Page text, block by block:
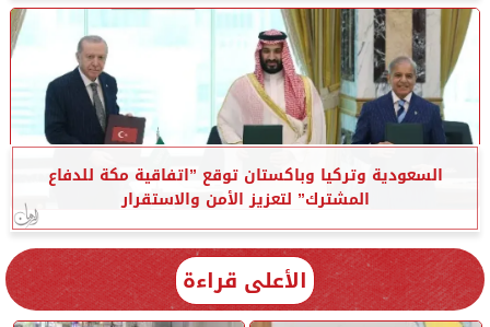
السعودية وتركيا وباكستان توقع ”اتفاقية مكة للدفاع
المشترك” لتعزيز الأمن والاستقرار
الأعلى قراءة